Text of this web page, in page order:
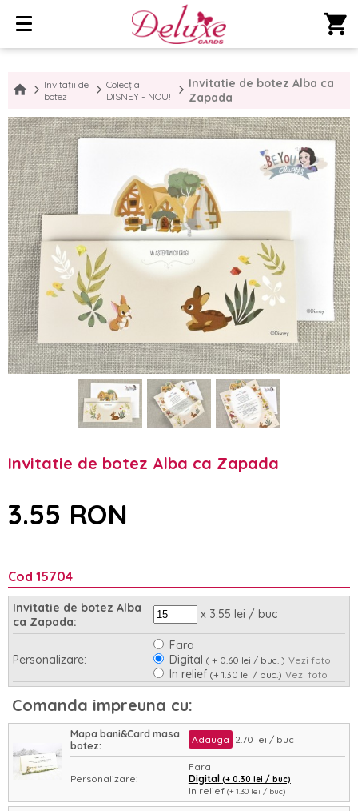
shopping_cart
Invitații de
botez
Colecția
DISNEY - NOU!
Invitatie de botez Alba ca
Zapada
Invitatie de botez Alba ca Zapada
3.55 RON
Cod 15704
Invitatie de botez Alba
ca Zapada:
x 3.55 lei / buc
Personalizare:
Fara
Digital( + 0.60 lei / buc. ) Vezi foto
In relief(+ 1.30 lei / buc.) Vezi foto
Asamblare: Nu Da(+ 0.95 lei / buc.)
Comanda impreuna cu:
Mapa bani&Card masa
botez:
Adauga 2.70 lei / buc
Personalizare:
Fara
Digital (+ 0.30 lei / buc)
In relief (+ 1.30 lei / buc)
Asamblare: Nu Da(+ 0.35 lei / buc)